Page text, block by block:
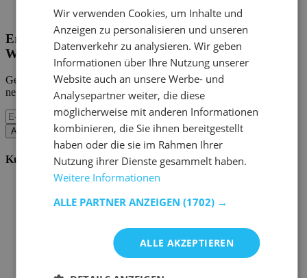
Home Emob|Mein Konto
Erhalten Sie unsere neuen Kollektionen und
Werbeaktionen.
Geben Sie uns Ihre E-Mail und Sie werden monatlich über die
neuesten Ereignisse informiert.
Abonnieren
Kundenservice
Zahlungsmöglichkeiten
Stornieren oder retournieren
Pflegehinweise
Wir verwenden Cookies, um Inhalte und
Anzeigen zu personalisieren und unseren
Datenverkehr zu analysieren. Wir geben
Informationen über Ihre Nutzung unserer
Website auch an unsere Werbe- und
Analysepartner weiter, die diese
möglicherweise mit anderen Informationen
kombinieren, die Sie ihnen bereitgestellt
haben oder die sie im Rahmen Ihrer
Nutzung ihrer Dienste gesammelt haben.
Weitere Informationen
ALLE PARTNER ANZEIGEN (1702) →
ALLE AKZEPTIEREN